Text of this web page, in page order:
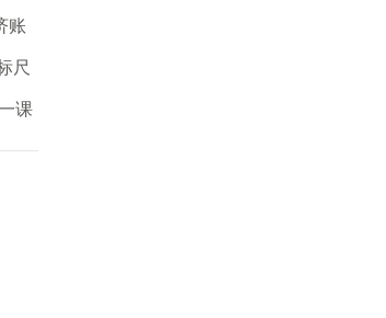
账
尺
课